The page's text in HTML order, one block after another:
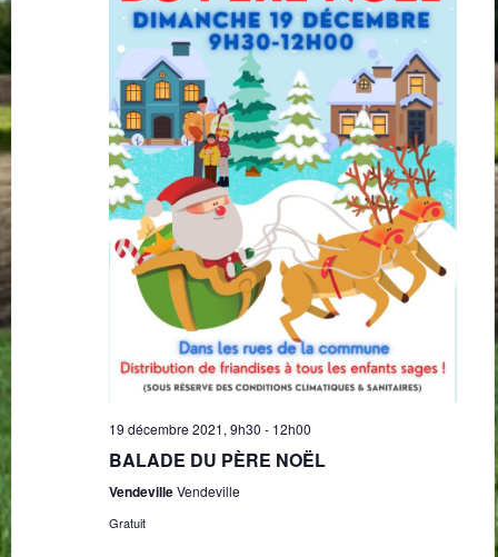
19 décembre 2021, 9h30 - 12h00
BALADE DU PÈRE NOËL
VendevilleVendeville
Gratuit